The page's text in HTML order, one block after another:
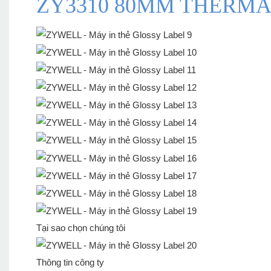
ZY3310 80MM
Tại sao chọn chúng tôi
Thông tin công ty